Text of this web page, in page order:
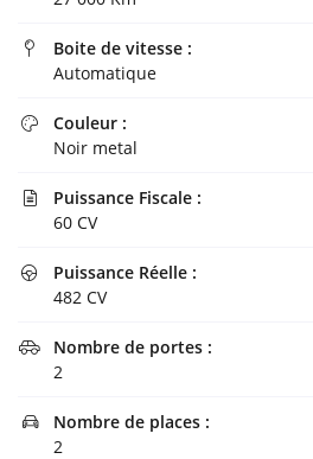
VÉHICULES
ACTUALITÉS
CONTACT

Boite de vitesse :
Automatique

Couleur :
Noir metal

Puissance Fiscale :
60 CV

Puissance Réelle :
482 CV

Nombre de portes :
2

Nombre de places :
2